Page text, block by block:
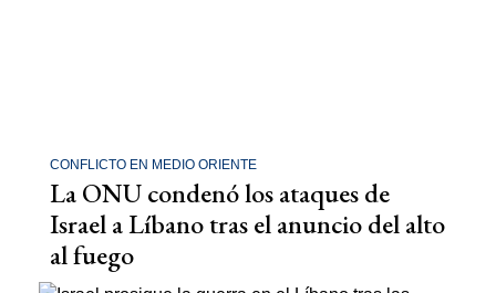
CONFLICTO EN MEDIO ORIENTE
La ONU condenó los ataques de
Israel a Líbano tras el anuncio del alto
al fuego